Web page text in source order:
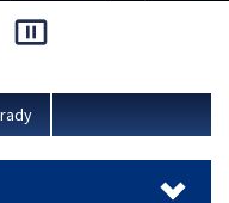
vnútra SR.
pause_presentation